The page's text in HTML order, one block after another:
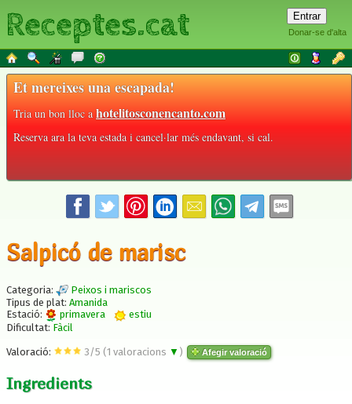
Donar-se d'alta
Receptes.cat
Et mereixes una escapada!
Tria un bon lloc ahotelitosconencanto.com
Reserva ara la teva estada i cancel·lar més endavant, si cal.
Salpicó de marisc
Categoria:
Peixos i mariscos
Tipus de plat: Amanida
Estació:
primavera
estiu
Dificultat: Fàcil
Valoració: 3 /5 (1 valoracions ▼ ) Afegir valoració
Ingredients